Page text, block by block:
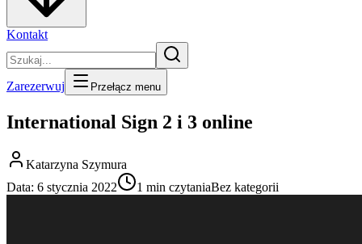
Kontakt
Zarezerwuj Przełącz menu
International Sign 2 i 3 online
Katarzyna Szymura
Data: 6 stycznia 2022 1 min czytaniaBez kategorii